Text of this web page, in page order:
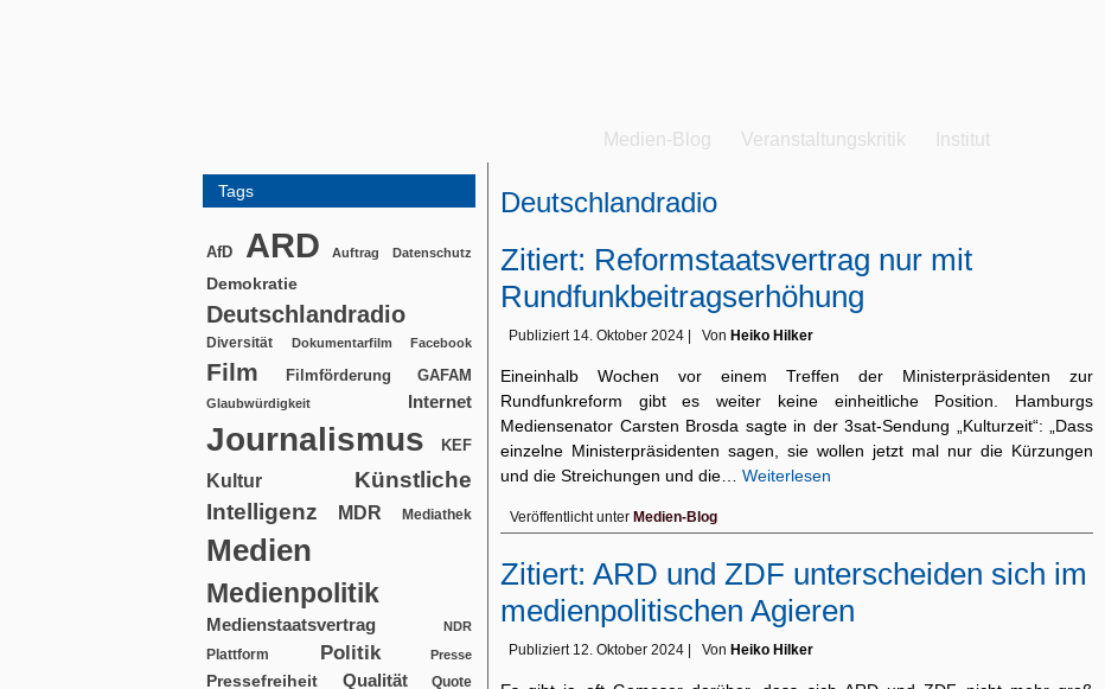
Medien-Blog Veranstaltungskritik Institut
Tags
AfD ARD Auftrag Datenschutz
Demokratie
Deutschlandradio
Diversität Dokumentarfilm Facebook
Film Filmförderung GAFAM
Glaubwürdigkeit Internet
Journalismus KEF
Kultur
Künstliche
Intelligenz
MDR Mediathek
Medien
Medienpolitik
Medienstaatsvertrag NDR
Plattform Politik Presse
Pressefreiheit Qualität Quote
Deutschlandradio
Zitiert: Reformstaatsvertrag nur mit
Rundfunkbeitragserhöhung
Publiziert 14. Oktober 2024 Von Heiko Hilker
Eineinhalb Wochen vor einem Treffen der Ministerpräsidenten zur
Rundfunkreform gibt es weiter keine einheitliche Position. Hamburgs
Mediensenator Carsten Brosda sagte in der 3sat-Sendung „Kulturzeit“: „Dass
einzelne Ministerpräsidenten sagen, sie wollen jetzt mal nur die Kürzungen
und die Streichungen und die… Weiterlesen
Veröffentlicht unter Medien-Blog
Zitiert: ARD und ZDF unterscheiden sich im
medienpolitischen Agieren
Publiziert 12. Oktober 2024 Von Heiko Hilker